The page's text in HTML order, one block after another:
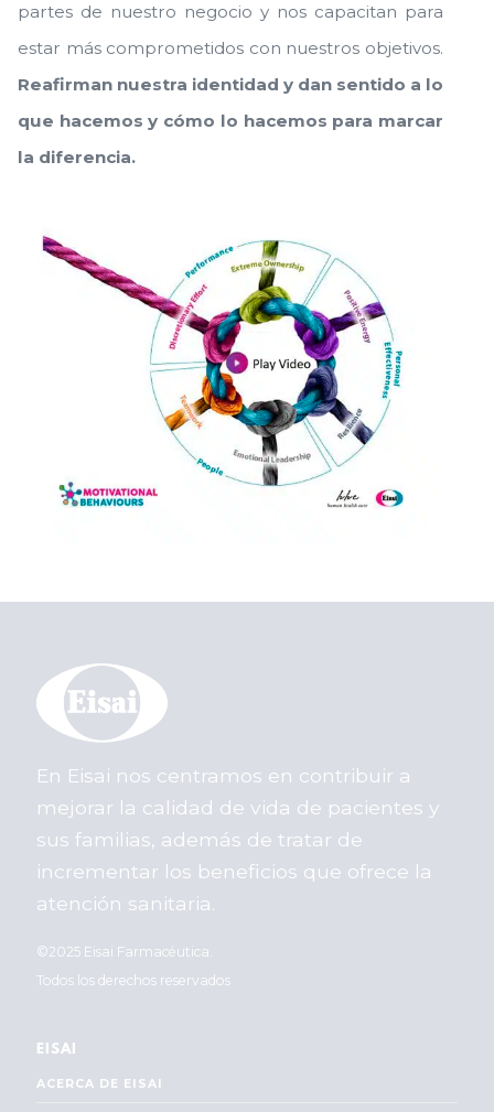
partes de nuestro negocio y nos capacitan para
estar más comprometidos con nuestros objetivos.
Reafirman nuestra identidad y dan sentido a lo
que hacemos y cómo lo hacemos para marcar
la diferencia.
En Eisai nos centramos en contribuir a
mejorar la calidad de vida de pacientes y
sus familias, además de tratar de
incrementar los beneficios que ofrece la
atención sanitaria.
©2025 Eisai Farmacéutica.
Todos los derechos reservados
EISAI
ACERCA DE EISAI